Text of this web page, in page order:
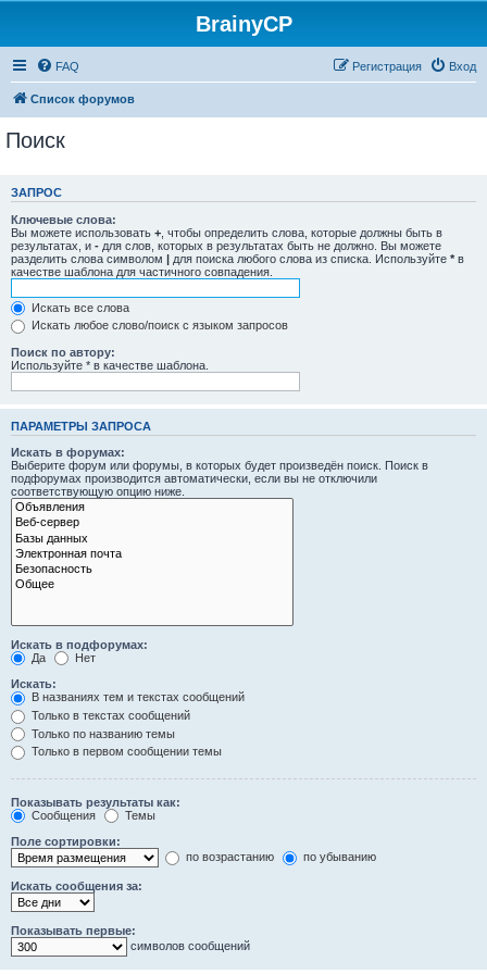
BrainyCP
FAQ Вход
Регистрация
Список форумов
Поиск
ЗАПРОС
Ключевые слова:
Вы можете использовать + , чтобы определить слова, которые должны быть в
результатах, и - для слов, которых в результатах быть не должно. Вы можете
разделить слова символом | для поиска любого слова из списка. Используйте * в
качестве шаблона для частичного совпадения.
Искать все слова
Искать любое слово/поиск с языком запросов
Поиск по автору:
Используйте * в качестве шаблона.
ПАРАМЕТРЫ ЗАПРОСА
Искать в форумах:
Выберите форум или форумы, в которых будет произведён поиск. Поиск в
подфорумах производится автоматически, если вы не отключили
соответствующую опцию ниже.
Искать в подфорумах:
Да
Нет
Искать:
В названиях тем и текстах сообщений
Только в текстах сообщений
Только по названию темы
Только в первом сообщении темы
Показывать результаты как:
Сообщения
Темы
Поле сортировки:
по возрастанию
по убыванию
Искать сообщения за:
Показывать первые:
символов сообщений